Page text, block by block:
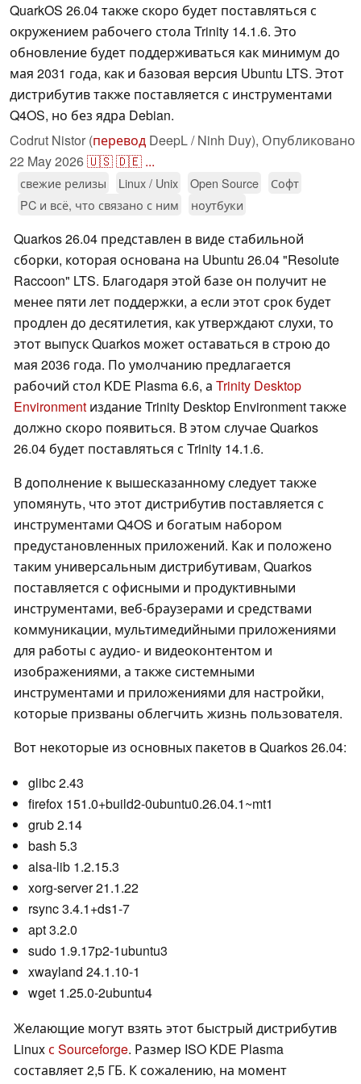
QuarkOS 26.04 также скоро будет поставляться с
окружением рабочего стола Trinity 14.1.6. Это
обновление будет поддерживаться как минимум до
мая 2031 года, как и базовая версия Ubuntu LTS. Этот
дистрибутив также поставляется с инструментами
Q4OS, но без ядра Debian.
Codrut Nistor (перевод DeepL / Ninh Duy), Опубликовано
22 May 2026🇺🇸🇩🇪 ...
свежие релизы Linux / Unix Open Source
Софт
PC и всё, что связано с ним
ноутбуки
Quarkos 26.04 представлен в виде стабильной
сборки, которая основана на Ubuntu 26.04 "Resolute
Raccoon" LTS. Благодаря этой базе он получит не
менее пяти лет поддержки, а если этот срок будет
продлен до десятилетия, как утверждают слухи, то
этот выпуск Quarkos может оставаться в строю до
мая 2036 года. По умолчанию предлагается
рабочий стол KDE Plasma 6.6, а Trinity Desktop
Environment издание Trinity Desktop Environment также
должно скоро появиться. В этом случае Quarkos
26.04 будет поставляться с Trinity 14.1.6.
В дополнение к вышесказанному следует также
упомянуть, что этот дистрибутив поставляется с
инструментами Q4OS и богатым набором
предустановленных приложений. Как и положено
таким универсальным дистрибутивам, Quarkos
поставляется с офисными и продуктивными
инструментами, веб-браузерами и средствами
коммуникации, мультимедийными приложениями
для работы с аудио- и видеоконтентом и
изображениями, а также системными
инструментами и приложениями для настройки,
которые призваны облегчить жизнь пользователя.
Вот некоторые из основных пакетов в Quarkos 26.04:
glibc 2.43
firefox 151.0+build2-0ubuntu0.26.04.1~mt1
grub 2.14
bash 5.3
alsa-lib 1.2.15.3
xorg-server 21.1.22
rsync 3.4.1+ds1-7
apt 3.2.0
sudo 1.9.17p2-1ubuntu3
xwayland 24.1.10-1
wget 1.25.0-2ubuntu4
Желающие могут взять этот быстрый дистрибутив
Linuxс Sourceforge. Размер ISO KDE Plasma
составляет 2,5 ГБ. К сожалению, на момент